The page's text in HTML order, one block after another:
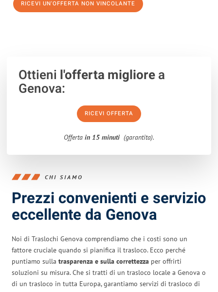
RICEVI UN'OFFERTA NON VINCOLANTE
Ottieni l'offerta migliorea
Genova:
RICEVI OFFERTA
Offerta in 15 minuti (garantita).
CHI SIAMO
Prezzi convenienti e servizio
eccellente da Genova
Noi di Traslochi Genova comprendiamo che i costi sono un
fattore cruciale quando si pianifica il trasloco. Ecco perché
puntiamo sulla trasparenza e sulla correttezza per offrirti
soluzioni su misura. Che si tratti di un trasloco locale a Genova o
di un trasloco in tutta Europa, garantiamo servizi di trasloco di